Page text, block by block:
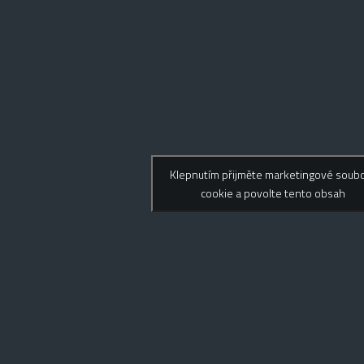
Klepnutím přijměte marketingové
cookie a povolte tento obsah